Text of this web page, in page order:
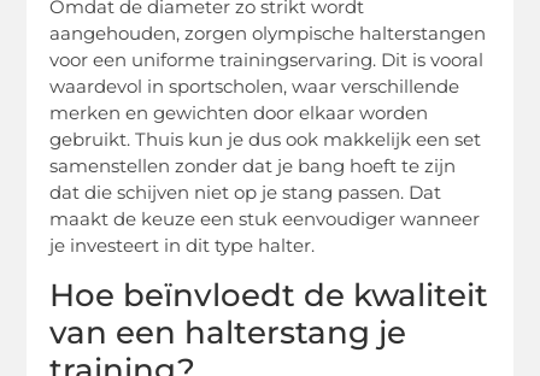
Omdat de diameter zo strikt wordt
aangehouden, zorgen olympische halterstangen
voor een uniforme trainingservaring. Dit is vooral
waardevol in sportscholen, waar verschillende
merken en gewichten door elkaar worden
gebruikt. Thuis kun je dus ook makkelijk een set
samenstellen zonder dat je bang hoeft te zijn
dat die schijven niet op je stang passen. Dat
maakt de keuze een stuk eenvoudiger wanneer
je investeert in dit type halter.
Hoe beïnvloedt de kwaliteit
van een halterstang je